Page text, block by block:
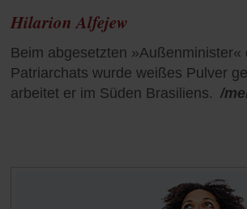
Hilarion Alfejew
Beim abgesetzten »Außenminister«
Patriarchats wurde weißes Pulver
arbeitet er im Süden Brasiliens. /